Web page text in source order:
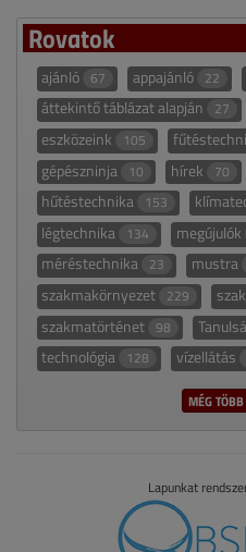
Rovatok
ajánló 67 appajánló 22
áttekintő táblázat alapján 27
eszközeink 105
gépészninja 10 hírek 70
hűtéstechnika 153
légtechnika 134 megújulók
méréstechnika 23 mustra
szakmakörnyezet 229
szakmatörténet 98
technológia 128 vízellátás
MÉG
Lapunkat